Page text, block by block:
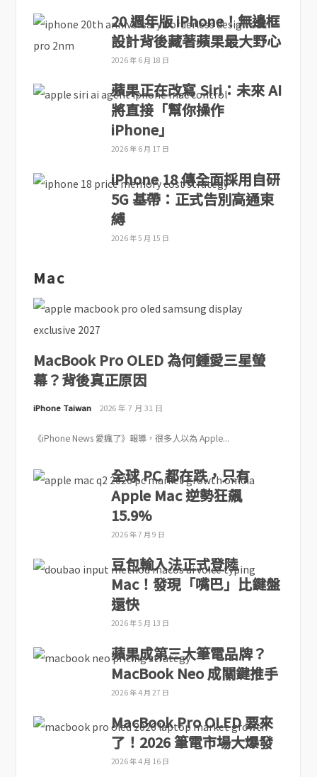
20 週年版 iPhone！無邊框
設計背後藏著蘋果最大野心
2026 年 6 月 18 日
蘋果正在改寫 Siri：未來 AI
將直接「幫你操作
iPhone」
2026 年 6 月 17 日
iPhone 18 傳全面採用自研
5G 基帶：正式告別高通束
縛
2026 年 5 月 15 日
Mac
MacBook Pro OLED 為何鍾愛三星螢
幕？背後真正原因
iPhone Taiwan 2026 年 7 月 31 日
《iPhone News 愛瘋了》報導，很多人以為 Apple...
全球 PC 都在跌，只有
Apple Mac 逆勢狂飆
15.9%
2026 年 7 月 9 日
豆包輸入法正式登陸
Mac！發現「嘴巴」比鍵盤
還快
2026 年 5 月 13 日
蘋果成第三大筆電品牌？
MacBook Neo 成關鍵推手
2026 年 4 月 27 日
MacBook Pro OLED 要來
了！2026 筆電市場大爆發
2026 年 4 月 16 日